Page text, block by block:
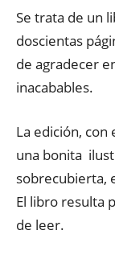
Se trata de un
doscientas
de agradecer
inacabables.
La edición,
una bonita
sobrecubierta,
El libro resulta
de leer.